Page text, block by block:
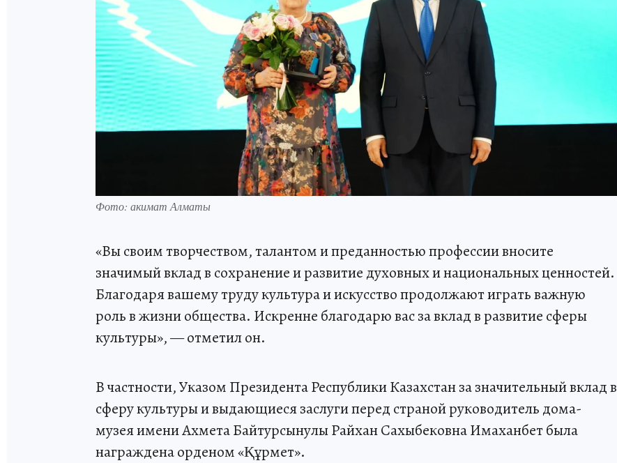
Фото: акимат Алматы
«Вы своим творчеством, талантом и преданностью профессии вносите
значимый вклад в сохранение и развитие духовных и национальных ценностей.
Благодаря вашему труду культура и искусство продолжают играть важную
роль в жизни общества. Искренне благодарю вас за вклад в развитие сферы
культуры», — отметил он.
В частности, Указом Президента Республики Казахстан за значительный вклад в
сферу культуры и выдающиеся заслуги перед страной руководитель дома-
музея имени Ахмета Байтурсынулы Райхан Сахыбековна Имаханбет была
награждена орденом «Құрмет».